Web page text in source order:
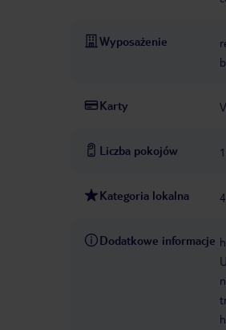
Wyposażenie
Karty
Liczba pokojów
Kategoria lokalna
Dodatkowe informacje